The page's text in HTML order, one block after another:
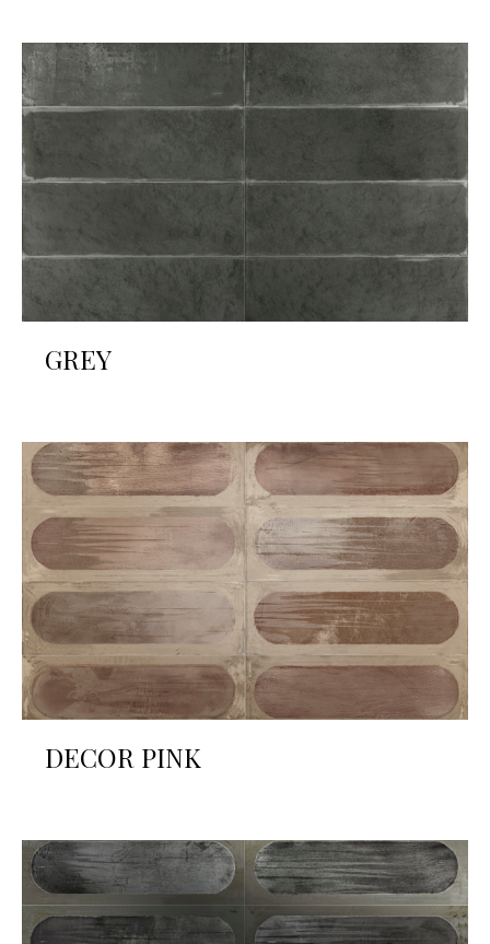
GREY
DECOR PINK